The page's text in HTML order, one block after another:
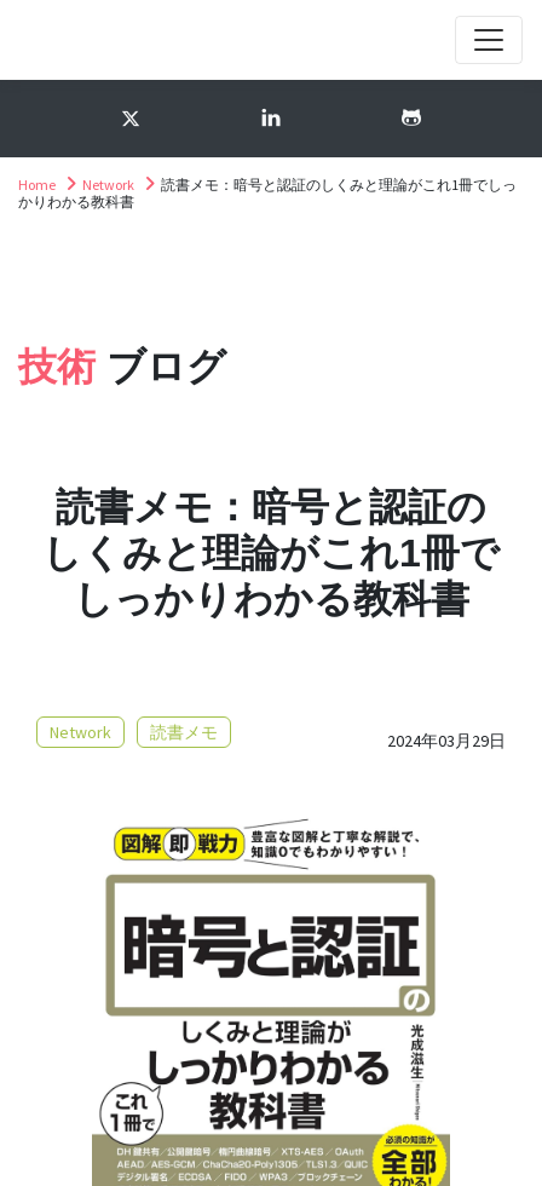
Home Network
読書メモ：暗号と認証のしくみと理論がこれ1冊でしっ
かりわかる教科書
技術 ブログ
読書メモ：暗号と認証の
しくみと理論がこれ1冊で
しっかりわかる教科書
Network 読書メモ 2024年03月29日